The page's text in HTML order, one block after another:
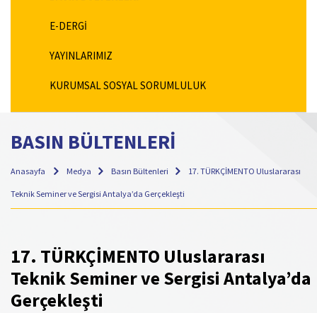
E-DERGİ
YAYINLARIMIZ
KURUMSAL SOSYAL SORUMLULUK
BASIN BÜLTENLERİ
Anasayfa Medya Basın Bültenleri 17. TÜRKÇİMENTO Uluslararası
Teknik Seminer ve Sergisi Antalya’da Gerçekleşti
17. TÜRKÇİMENTO Uluslararası
Teknik Seminer ve Sergisi Antalya’da
Gerçekleşti